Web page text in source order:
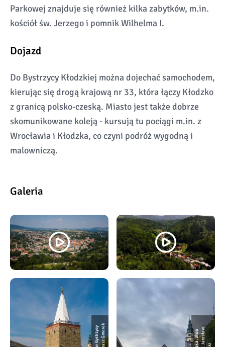
Parkowej znajduje się również kilka zabytków, m.in.
kościół św. Jerzego i pomnik Wilhelma I.
Dojazd
Do Bystrzycy Kłodzkiej można dojechać samochodem,
kierując się drogą krajową nr 33, która łączy Kłodzko
z granicą polsko-czeską. Miasto jest także dobrze
skomunikowane koleją - kursują tu pociągi m.in. z
Wrocławia i Kłodzka, co czyni podróż wygodną i
malowniczą.
Galeria